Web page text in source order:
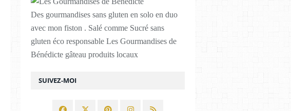
SUIVEZ-MOI
Des gourmandises sans gluten en solo en duo
avec mon fiston . Salé comme Sucré sans
gluten éco responsable Les Gourmandises de
Bénédicte gâteau produits locaux